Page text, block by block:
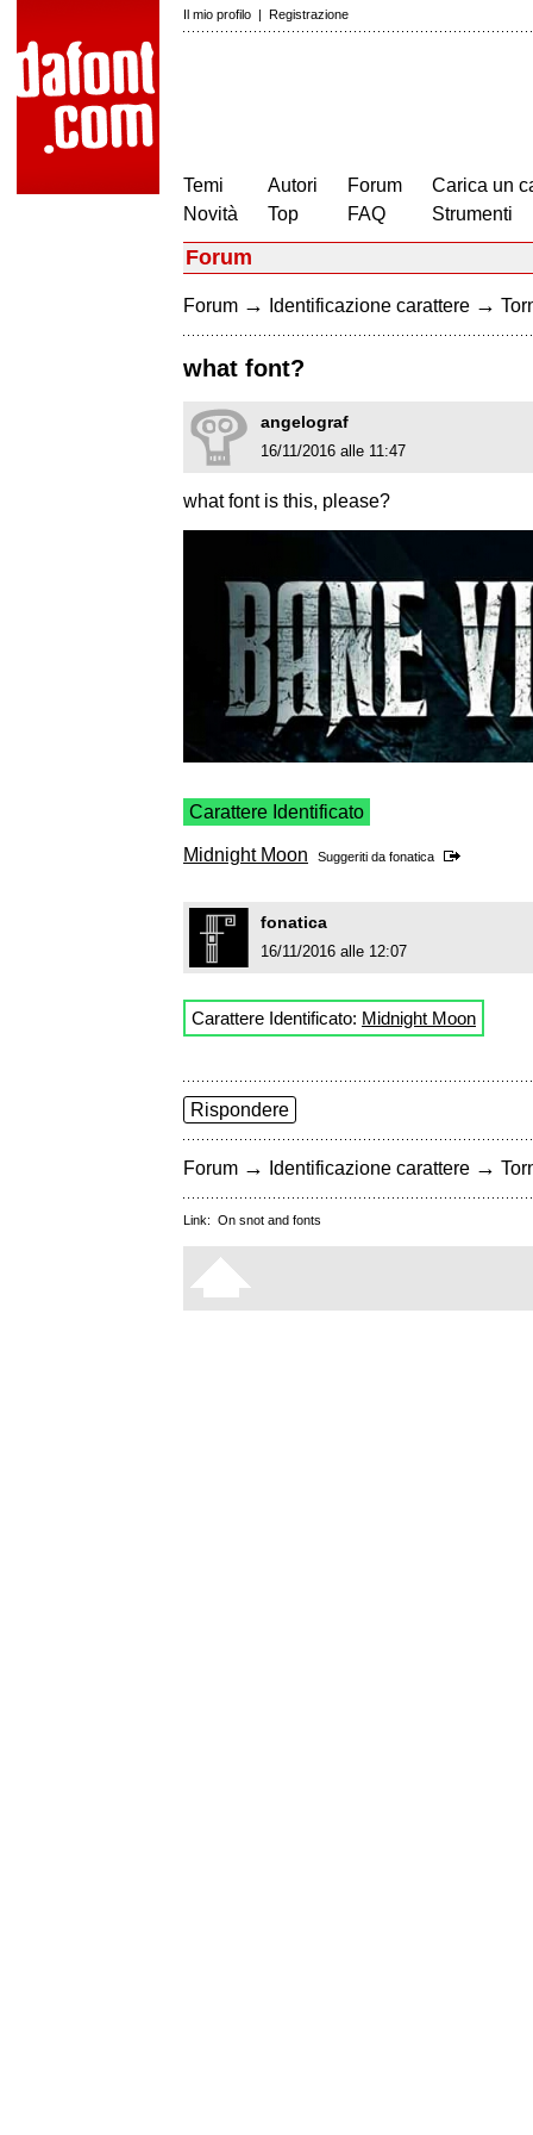
Il mio profilo | Registrazione
Temi
Novità
Autori
Top
Forum
FAQ
Carica un
Strumenti
Forum
Forum → Identificazione carattere →
what font?
angelograf
16/11/2016 alle 11:47
what font is this, please?
Carattere Identificato
Midnight Moon Suggeriti da fonatica
fonatica
16/11/2016 alle 12:07
Carattere Identificato: Midnight Moon
Rispondere
Forum → Identificazione carattere →
Link: On snot and fonts